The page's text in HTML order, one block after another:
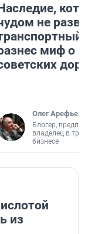
не
миф о
Олег Арефьев
Блогер,
владелец в
бизнесе
из